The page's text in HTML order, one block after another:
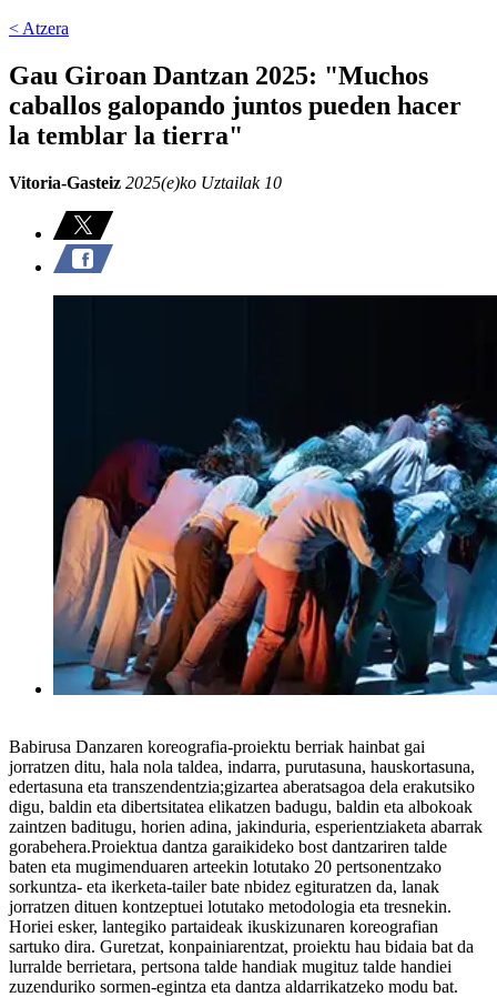
< Atzera
Gau Giroan Dantzan 2025: "Muchos
caballos galopando juntos pueden hacer
la temblar la tierra"
Vitoria-Gasteiz 2025(e)ko Uztailak 10
Babirusa Danzaren koreografia-proiektu berriak hainbat gai
jorratzen ditu, hala nola taldea, indarra, purutasuna, hauskortasuna,
edertasuna eta transzendentzia;gizartea aberatsagoa dela erakutsiko
digu, baldin eta dibertsitatea elikatzen badugu, baldin eta albokoak
zaintzen baditugu, horien adina, jakinduria, esperientziaketa abarrak
gorabehera.Proiektua dantza garaikideko bost dantzariren talde
baten eta mugimenduaren arteekin lotutako 20 pertsonentzako
sorkuntza- eta ikerketa-tailer bate nbidez egituratzen da, lanak
jorratzen dituen kontzeptuei lotutako metodologia eta tresnekin.
Horiei esker, lantegiko partaideak ikuskizunaren koreografian
sartuko dira. Guretzat, konpainiarentzat, proiektu hau bidaia bat da
lurralde berrietara, pertsona talde handiak mugituz talde handiei
zuzenduriko sormen-egintza eta dantza aldarrikatzeko modu bat.